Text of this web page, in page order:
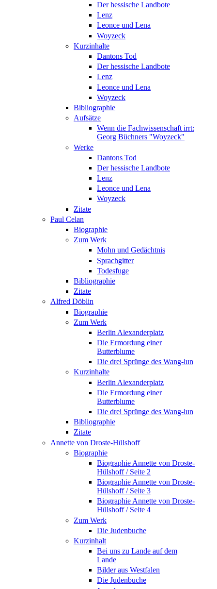
Der hessische Landbote
Lenz
Leonce und Lena
Woyzeck
Kurzinhalte
Dantons Tod
Der hessische Landbote
Lenz
Leonce und Lena
Woyzeck
Bibliographie
Aufsätze
Wenn die Fachwissenschaft irrt:
Georg Büchners "Woyzeck"
Werke
Dantons Tod
Der hessische Landbote
Lenz
Leonce und Lena
Woyzeck
Zitate
Paul Celan
Biographie
Zum Werk
Mohn und Gedächtnis
Sprachgitter
Todesfuge
Bibliographie
Zitate
Alfred Döblin
Biographie
Zum Werk
Berlin Alexanderplatz
Die Ermordung einer
Butterblume
Die drei Sprünge des Wang-lun
Kurzinhalte
Berlin Alexanderplatz
Die Ermordung einer
Butterblume
Die drei Sprünge des Wang-lun
Bibliographie
Zitate
Annette von Droste-Hülshoff
Biographie
Biographie Annette von Droste-
Hülshoff / Seite 2
Biographie Annette von Droste-
Hülshoff / Seite 3
Biographie Annette von Droste-
Hülshoff / Seite 4
Zum Werk
Die Judenbuche
Kurzinhalt
Bei uns zu Lande auf dem
Lande
Bilder aus Westfalen
Die Judenbuche